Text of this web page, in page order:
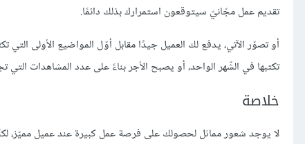
تقديم عمل مجّانيّ سيتوقعون استمرارك بذلك دائمًا.
أو تصوّر الآتي، يدفع لك العميل جيدًا مقابل أوّل المواضيع الأولى
تكتبها في الشّهر الواحد، أو يصبح الأجر بناءً على عدد المشاهدات التي
خلاصة
لا يوجد شعور مماثل لحصولك على فرصة عمل كبيرة عند عميل مميّز،